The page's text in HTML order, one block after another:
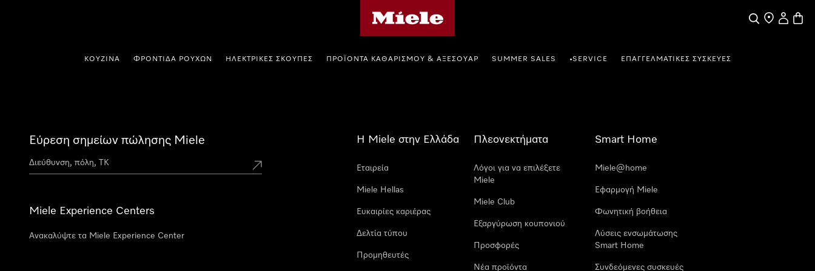
Αναζήτηση
Εύρεση
Ο
ΚΟΥΖΊΝΑ ΦΡΟΝΤΊΔΑ ΡΟΎΧΩΝ ΗΛΕΚΤΡΙΚΈΣ ΣΚΟΎΠΕΣ ΠΡΟΪΌΝΤΑ ΚΑΘΑΡΙΣΜΟΎ & ΑΞΕΣΟΥΆΡ SUMMER SALES •SERVICE ΕΠΑΓΓΕΛΜΑΤΙΚΈΣ ΣΥΣΚΕΥΈΣ
Εύρεση σημείων πώλησης Miele
Miele Experience Centers
Ανακαλύψτε τα Miele Experience Center
Η Miele στην Ελλάδα
Εταιρεία
Miele Hellas
Ευκαιρίες καριέρας
Δελτία τύπου
Προμηθευτές
Πλεονεκτήματα
Λόγοι για να επιλέξετε
Miele
Miele Club
Εξαργύρωση κουπονιού
Προσφορές
Νέα προϊόντα
Smart Home
Miele@home
Εφαρμογή Miele
Φωνητική βοήθεια
Λύσεις ενσωμάτωσης
Smart Home
Συνδεόμενες συσκευές